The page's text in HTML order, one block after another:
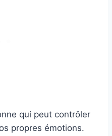
qui peut contrôler
propres émotions.